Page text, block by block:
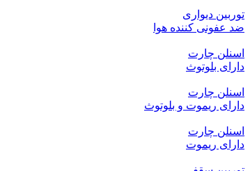
توربین دیواری
ضد عفونی کننده هوا
اسنلن چارت
دارای بلوتوث
اسنلن چارت
دارای ریموت و بلوتوث
اسنلن چارت
دارای ریموت